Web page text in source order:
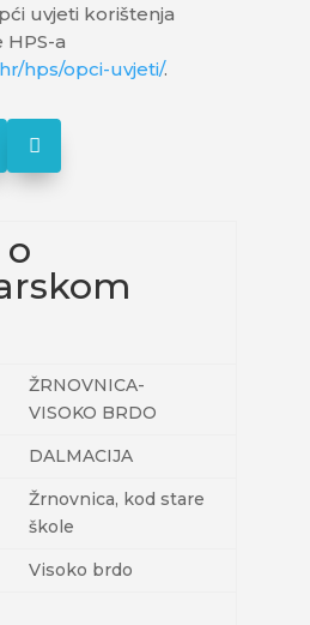
uvjeti korištenja
a
hps/opci-uvjeti/.

o
ŽRNOVNICA-
VISOKO BRDO
DALMACIJA
Žrnovnica, kod stare
škole
Visoko brdo